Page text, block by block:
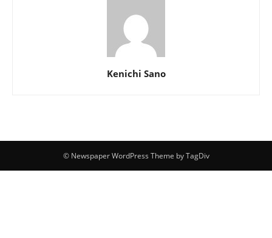
Kenichi Sano
© Newspaper WordPress Theme by TagDiv